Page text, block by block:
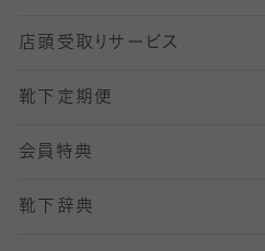
10分丈 レギンス
12分丈レギンス
13分丈レギンス
スポーツ用レッグウォーマー
SSサイズ（21～23cm）
Sサイズ（22～25cm）
Mサイズ（25～27cm）
着圧・加圧タイツ
むくみ対策
足の疲れ対策
足の臭い対策
店頭受取りサービス
靴下定期便
会員特典
靴下辞典